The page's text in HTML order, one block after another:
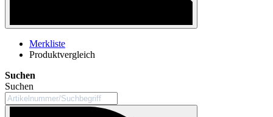
Merkliste
Produktvergleich
Suchen
Suchen